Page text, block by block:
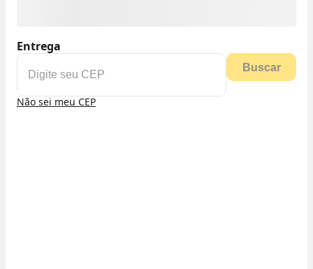
Entrega
Buscar
Não sei meu CEP